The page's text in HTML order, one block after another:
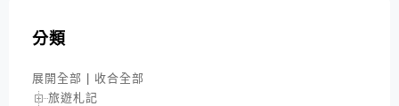
分類
展開全部
收合全部
旅遊札記